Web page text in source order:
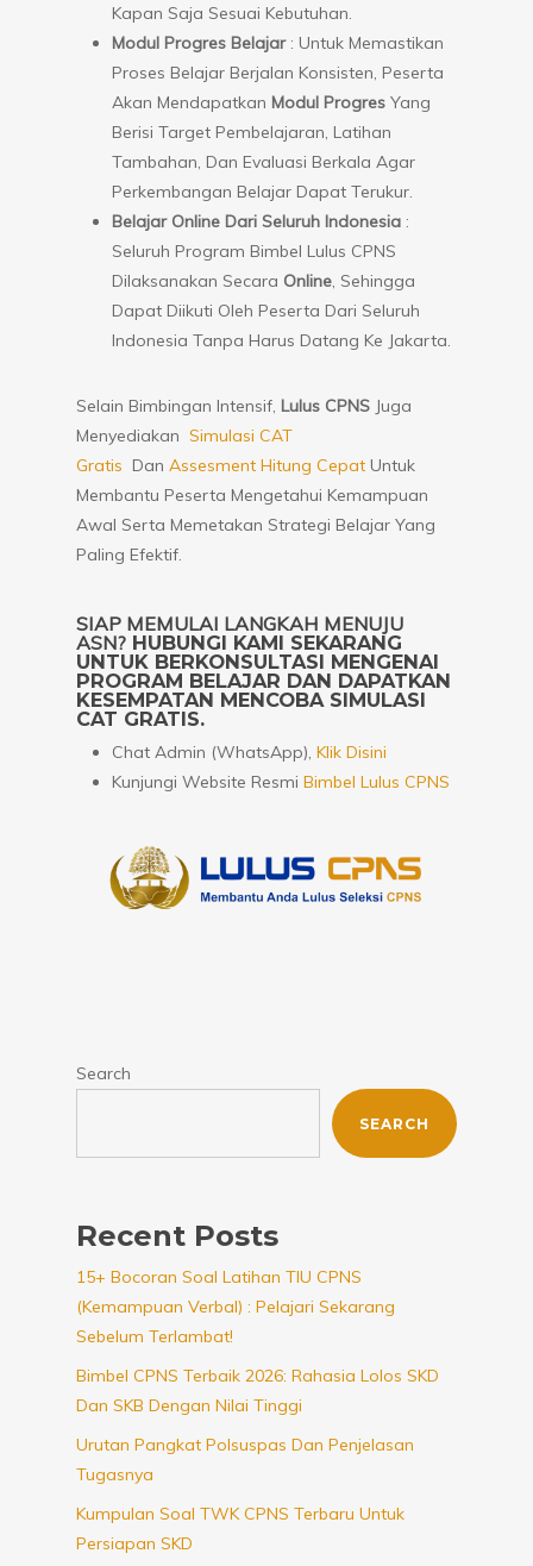
Kapan Saja Sesuai Kebutuhan.
Modul Progres Belajar: Untuk Memastikan
Proses Belajar Berjalan Konsisten, Peserta
Akan Mendapatkan Modul Progres Yang
Berisi Target Pembelajaran, Latihan
Tambahan, Dan Evaluasi Berkala Agar
Perkembangan Belajar Dapat Terukur.
Belajar Online Dari Seluruh Indonesia :
Seluruh Program Bimbel Lulus CPNS
Dilaksanakan Secara Online, Sehingga
Dapat Diikuti Oleh Peserta Dari Seluruh
Indonesia Tanpa Harus Datang Ke Jakarta.
Selain Bimbingan Intensif, Lulus CPNS Juga
Menyediakan Simulasi CAT
Gratis Dan Assesment Hitung Cepat Untuk
Membantu Peserta Mengetahui Kemampuan
Awal Serta Memetakan Strategi Belajar Yang
Paling Efektif.
SIAP MEMULAI LANGKAH MENUJU
ASN? HUBUNGI KAMI SEKARANG
UNTUK BERKONSULTASI MENGENAI
PROGRAM BELAJAR DAN DAPATKAN
KESEMPATAN MENCOBA SIMULASI
CAT GRATIS.
Chat Admin (WhatsApp), Klik Disini
Kunjungi Website Resmi Bimbel Lulus CPNS
Search
SEARCH
Recent Posts
15+ Bocoran Soal Latihan TIU CPNS
(Kemampuan Verbal) : Pelajari Sekarang
Sebelum Terlambat!
Bimbel CPNS Terbaik 2026: Rahasia Lolos SKD
Dan SKB Dengan Nilai Tinggi
Urutan Pangkat Polsuspas Dan Penjelasan
Tugasnya
Kumpulan Soal TWK CPNS Terbaru Untuk
Persiapan SKD